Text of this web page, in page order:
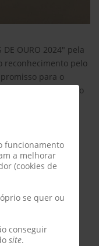
OURO 2024" pela
reconhecimento pelo
para o
Portugal. O nosso
funcionamento
a melhorar
(cookies de
se quer ou
conseguir
site.